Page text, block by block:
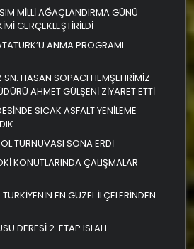
MİLLİ AĞAÇLANDIRMA GÜNÜ
GERÇEKLEŞTİRİLDİ
ANMA PROGRAMI
SN. HASAN SOPACI HEMŞEHRİMİZ
AHMET GÜLŞENİ ZİYARET ETTİ
SICAK ASFALT YENİLEME
TURNUVASI SONA ERDİ
KONUTLARINDA ÇALIŞMALAR
EN GÜZEL İLÇELERİNDEN
DERESİ 2. ETAP ISLAH